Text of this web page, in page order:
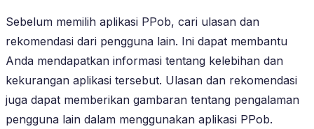
Sebelum memilih aplikasi PPob, cari ulasan dan
rekomendasi dari pengguna lain. Ini dapat membantu
Anda mendapatkan informasi tentang kelebihan dan
kekurangan aplikasi tersebut. Ulasan dan rekomendasi
juga dapat memberikan gambaran tentang pengalaman
pengguna lain dalam menggunakan aplikasi PPob.